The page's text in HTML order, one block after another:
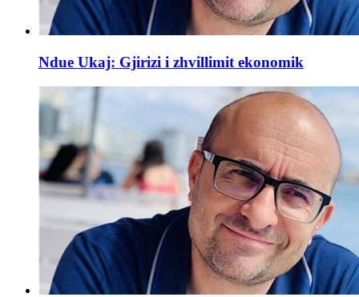
Ndue Ukaj: Gjirizi i zhvillimit ekonomik